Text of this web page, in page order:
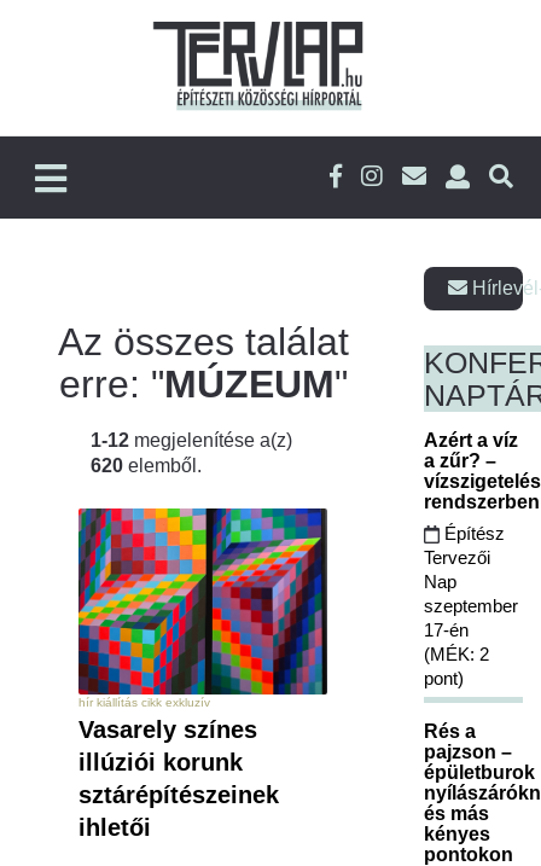
Az összes találat
erre: "MÚZEUM"
1-12 megjelenítése a(z)
620 elemből.
hír kiállítás cikk exkluzív
Vasarely színes
illúziói korunk
sztárépítészeinek
ihletői
Azért a víz
a zűr? –
Építész
Tervezői
Nap
szeptember
17-én
(MÉK: 2
pont)
Rés a
pajzson –
épületburok
és más
kényes
pontokon